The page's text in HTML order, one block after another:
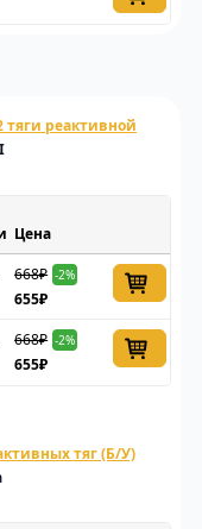
тяги реактивной
Цена
668₽ -2%
655₽
668₽ -2%
655₽
тяг (Б/У)